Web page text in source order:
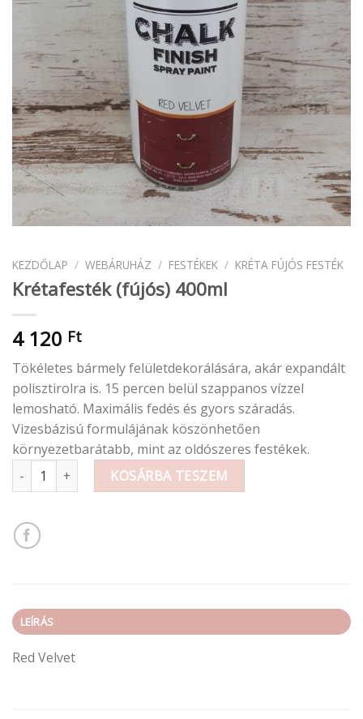
KEZDŐLAP / WEBÁRUHÁZ / FESTÉKEK / KRÉTA FÚJÓS FESTÉK
Krétafesték (fújós) 400ml
4 120 Ft
Tökéletes bármely felületdekorálására, akár expandált
polisztirolra is. 15 percen belül szappanos vízzel
lemosható. Maximális fedés és gyors száradás.
Vizesbázisú formulájának köszönhetően
környezetbarátabb, mint az oldószeres festékek.
Krétafesték (fújós) 400ml mennyiség
KOSÁRBA TESZEM
LEÍRÁS
Red Velvet